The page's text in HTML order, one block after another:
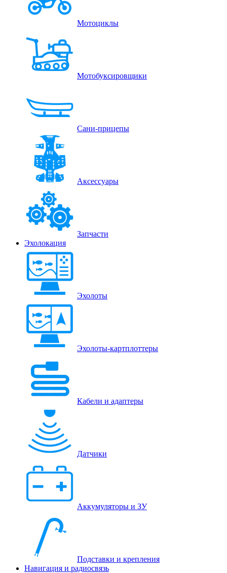
Мотоциклы
Мотобуксировщики
Сани-прицепы
Аксессуары
Запчасти
Эхолокация
Эхолоты
Эхолоты-картплоттеры
Кабели и адаптеры
Датчики
Аккумуляторы и ЗУ
Подставки и крепления
Навигация и радиосвязь